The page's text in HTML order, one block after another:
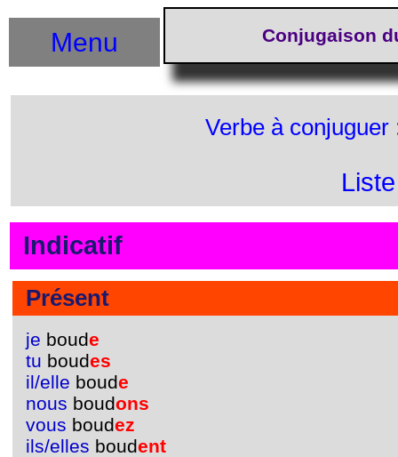
Conjugaison
Menu
Verbe à
Indicatif
Présent
je boude
tu boudes
il/elle boude
nous boudons
vous boudez
ils/elles boudent